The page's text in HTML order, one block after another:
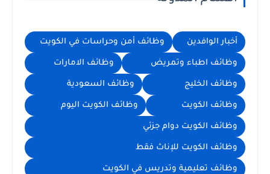
أخبار الوافدين وظائف أمن وحراسات في الكويت
وظائف اطباء وتمريض وظائف الامارات
وظائف الخليج وظائف السعودية
وظائف الكويت وظائف الكويت اليوم
وظائف الكويت دوام جزئي
وظائف الكويت للإناث فقط
وظائف تعليمية وتدريس في الكويت